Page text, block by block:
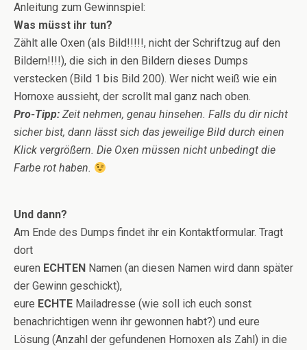
Anleitung zum Gewinnspiel:
Was müsst ihr tun?
Zählt alle Oxen (als Bild!!!!!, nicht der Schriftzug auf den
Bildern!!!!), die sich in den Bildern dieses Dumps
verstecken (Bild 1 bis Bild 200). Wer nicht weiß wie ein
Hornoxe aussieht, der scrollt mal ganz nach oben.
Pro-Tipp: Zeit nehmen, genau hinsehen. Falls du dir nicht
sicher bist, dann lässt sich das jeweilige Bild durch einen
Klick vergrößern. Die Oxen müssen nicht unbedingt die
Farbe rot haben.
Und dann?
Am Ende des Dumps findet ihr ein Kontaktformular. Tragt
dort
euren ECHTEN Namen (an diesen Namen wird dann später
der Gewinn geschickt),
eure ECHTE Mailadresse (wie soll ich euch sonst
benachrichtigen wenn ihr gewonnen habt?) und eure
Lösung (Anzahl der gefundenen Hornoxen als Zahl) in die